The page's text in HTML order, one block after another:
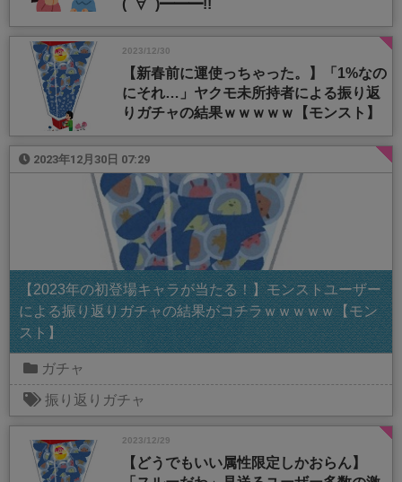
(ﾟ∀ﾟ)━━━!!
2023/12/30
【新春前に運使っちゃった。】「1%なの
にそれ…」ヤクモ未所持者による振り返
りガチャの結果ｗｗｗｗｗ【モンスト】
2023年12月30日 07:29
【2023年の初登場キャラが当たる！】モンストユーザー
による振り返りガチャの結果がコチラｗｗｗｗｗ【モン
スト】
ガチャ
振り返りガチャ
2023/12/29
【どうでもいい属性限定しかおらん】